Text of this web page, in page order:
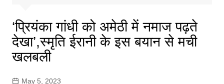
‘प्रियंका गांधी को अमेठी में नमाज पढ़ते
देखा’,स्मृति ईरानी के इस बयान से मची
खलबली
May 5, 2023